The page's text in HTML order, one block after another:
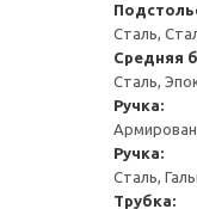
Сталь,
Средняя
Сталь,
Ручка:
Ручка:
Сталь,
Трубка: